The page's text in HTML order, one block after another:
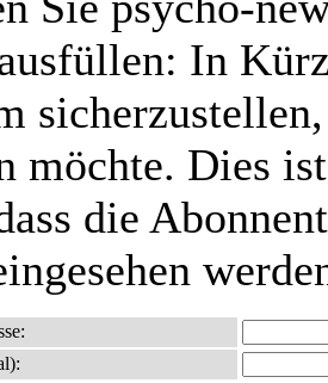
In
möchte. Dies
die